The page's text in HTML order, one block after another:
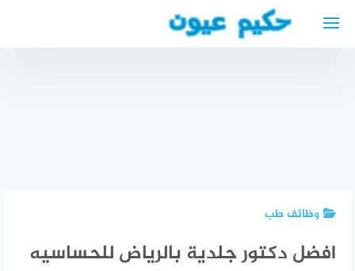
وظائف طب
افضل دكتور جلدية بالرياض للحساسيه